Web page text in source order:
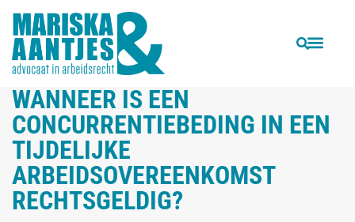
VORIGE VOLGENDE
WANNEER IS EEN
CONCURRENTIEBEDING IN EEN
TIJDELIJKE
ARBEIDSOVEREENKOMST
RECHTSGELDIG?